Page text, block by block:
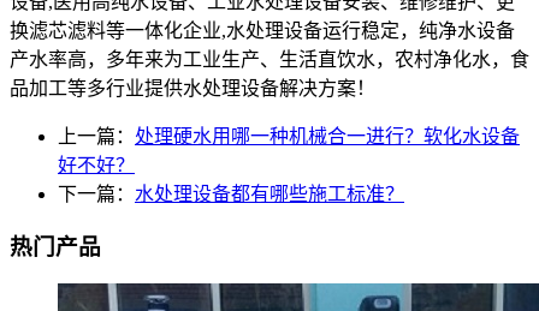
换滤芯滤料等一体化企业,水处理设备运行稳定，纯净水设备
产水率高，多年来为工业生产、生活直饮水，农村净化水，食
品加工等多行业提供水处理设备解决方案！
上一篇： 处理硬水用哪一种机械合一进行？软化水设备
好不好？
下一篇： 水处理设备都有哪些施工标准？
热门产品